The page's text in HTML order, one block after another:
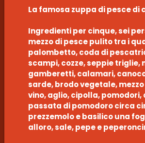
La famosa zuppa di pesce di
Ingredienti per cinque, sei
mezzo di pesce pulito tra i
palombetto, coda di
scampi, cozze, seppie triglie,
gamberetti, calamari,
sarde, brodo vegetale,
vino, aglio, cipolla, pomodori,
passata di pomodoro circa
prezzemolo e basilico una
alloro, sale, pepe e